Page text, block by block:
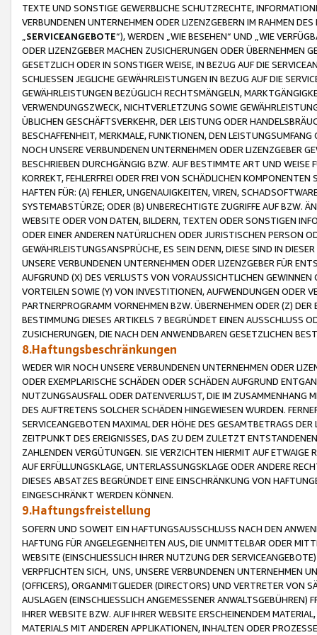
TEXTE UND SONSTIGE GEWERBLICHE SCHUTZRECHTE,
VERBUNDENEN UNTERNEHMEN ODER LIZENZGEBERN IM RAHMEN
SERVICEANGEBOTE“), WERDEN „WIE BESEHEN“ UND „WIE
ODER LIZENZGEBER MACHEN ZUSICHERUNGEN ODER ÜBERNEHMEN
GESETZLICH ODER IN SONSTIGER WEISE, IN BEZUG AUF DIE
SCHLIESSEN JEGLICHE GEWÄHRLEISTUNGEN IN BEZUG AUF DIE
GEWÄHRLEISTUNGEN BEZÜGLICH RECHTSMÄNGELN,
VERWENDUNGSZWECK, NICHTVERLETZUNG SOWIE
ÜBLICHEN GESCHÄFTSVERKEHR, DER LEISTUNG ODER
BESCHAFFENHEIT, MERKMALE, FUNKTIONEN, DEN
NOCH UNSERE VERBUNDENEN UNTERNEHMEN ODER LIZENZGEBER
BESCHRIEBEN DURCHGÄNGIG BZW. AUF BESTIMMTE ART UND
KORREKT, FEHLERFREI ODER FREI VON SCHÄDLICHEN
HAFTEN FÜR: (A) FEHLER, UNGENAUIGKEITEN, VIREN,
SYSTEMABSTÜRZE; ODER (B) UNBERECHTIGTE ZUGRIFFE AUF BZW.
WEBSITE ODER VON DATEN, BILDERN, TEXTEN ODER SONSTIGEN
ODER EINER ANDEREN NATÜRLICHEN ODER JURISTISCHEN PERSON
GEWÄHRLEISTUNGSANSPRÜCHE, ES SEIN DENN, DIESE SIND IN
UNSERE VERBUNDENEN UNTERNEHMEN ODER LIZENZGEBER FÜR
AUFGRUND (X) DES VERLUSTS VON VORAUSSICHTLICHEN
VORTEILEN SOWIE (Y) VON INVESTITIONEN, AUFWENDUNGEN ODER
PARTNERPROGRAMM VORNEHMEN BZW. ÜBERNEHMEN ODER (Z)
BESTIMMUNG DIESES ARTIKELS 7 BEGRÜNDET EINEN AUSSCHLUSS
ZUSICHERUNGEN, DIE NACH DEN ANWENDBAREN GESETZLICHEN
8.Haftungsbeschränkungen
WEDER WIR NOCH UNSERE VERBUNDENEN UNTERNEHMEN ODER
ODER EXEMPLARISCHE SCHÄDEN ODER SCHÄDEN AUFGRUND
NUTZUNGSAUSFALL ODER DATENVERLUST, DIE IM ZUSAMMENHANG
DES AUFTRETENS SOLCHER SCHÄDEN HINGEWIESEN WURDEN.
SERVICEANGEBOTEN MAXIMAL DER HÖHE DES GESAMTBETRAGS
ZEITPUNKT DES EREIGNISSES, DAS ZU DEM ZULETZT
ZAHLENDEN VERGÜTUNGEN. SIE VERZICHTEN HIERMIT AUF
AUF ERFÜLLUNGSKLAGE, UNTERLASSUNGSKLAGE ODER ANDERE
DIESES ABSATZES BEGRÜNDET EINE EINSCHRÄNKUNG VON
EINGESCHRÄNKT WERDEN KÖNNEN.
9.Haftungsfreistellung
SOFERN UND SOWEIT EIN HAFTUNGSAUSSCHLUSS NACH DEN
HAFTUNG FÜR ANGELEGENHEITEN AUS, DIE UNMITTELBAR ODER
WEBSITE (EINSCHLIESSLICH IHRER NUTZUNG DER
VERPFLICHTEN SICH, UNS, UNSERE VERBUNDENEN UNTERNEHMEN
(OFFICERS), ORGANMITGLIEDER (DIRECTORS) UND VERTRETER VON
AUSLAGEN (EINSCHLIESSLICH ANGEMESSENER
IHRER WEBSITE BZW. AUF IHRER WEBSITE ERSCHEINENDEM
MATERIALS MIT ANDEREN APPLIKATIONEN, INHALTEN ODER